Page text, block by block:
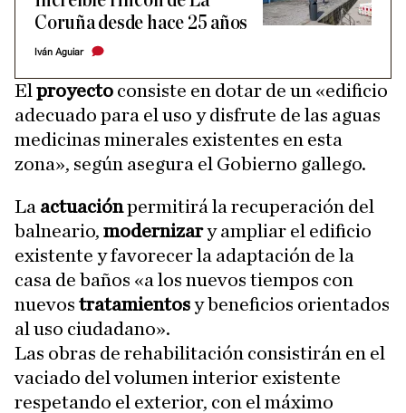
Coruña desde hace 25 años
Iván Aguiar
El proyecto consiste en dotar de un «edificio
adecuado para el uso y disfrute de las aguas
medicinas minerales existentes en esta
zona», según asegura el Gobierno gallego.
La actuaciónpermitirá la recuperación del
balneario, modernizary ampliar el edificio
existente y favorecer la adaptación de la
casa de baños «a los nuevos tiempos con
nuevos tratamientosy beneficios orientados
al uso ciudadano».
Las obras de rehabilitación consistirán en el
vaciado del volumen interior existente
respetando el exterior, con el máximo